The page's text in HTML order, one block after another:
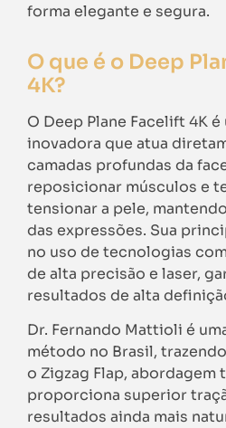
forma elegante e segura.
O que é o Deep
4K?
O Deep Plane Facelift 4K
inovadora que atua
camadas profundas da
reposicionar músculos e
tensionar a pele,
das expressões. Sua
no uso de tecnologias
de alta precisão e laser,
resultados de alta
Dr. Fernando Mattioli é
método no Brasil,
o Zigzag Flap, abordagem
proporciona superior
resultados ainda mais